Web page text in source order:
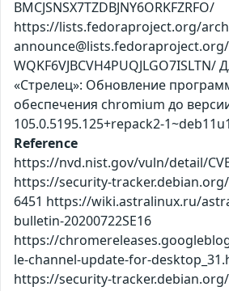
BMCJSNSX7TZDBJNY6ORKFZRFO/
https://lists.fedoraproject.org/
announce@lists.fedoraproject.org/
«Стрелец»: Обновление
обеспечения chromium до
105.0.5195.125+repack2-
Reference
https://nvd.nist.gov/vuln/detail/
https://security-
6451 https://wiki.astralinux.ru/
bulletin-20200722SE16
https://
le-channel-update-for-
https://security-